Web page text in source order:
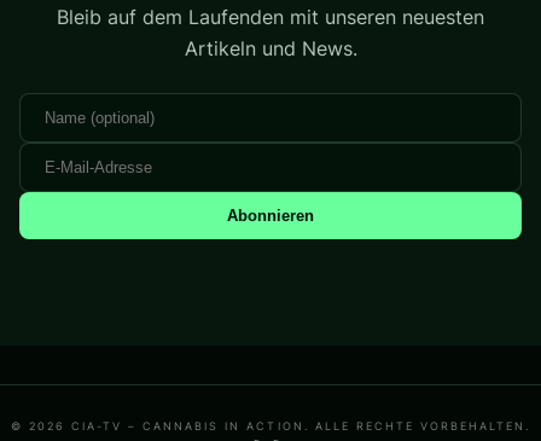
Bleib auf dem Laufenden mit unseren neuesten
Artikeln und News.
Abonnieren
© 2026 CIA-TV – CANNABIS IN ACTION. ALLE RECHTE VORBEHALTEN.